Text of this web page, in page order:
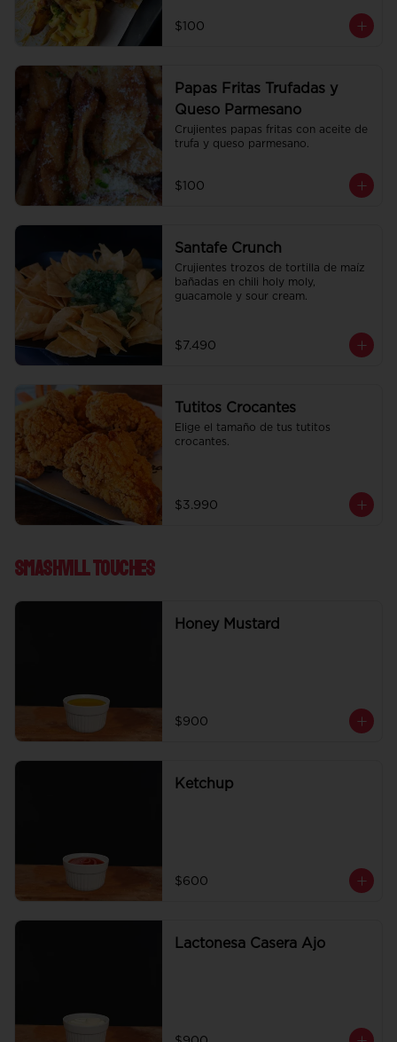
$100
Papas Fritas Trufadas y
Queso Parmesano
Crujientes papas fritas con aceite de
trufa y queso parmesano.
$100
Santafe Crunch
Crujientes trozos de tortilla de maíz
bañadas en chili holy moly,
guacamole y sour cream.
$7.490
Tutitos Crocantes
Elige el tamaño de tus tutitos
crocantes.
$3.990
Smashvill Touches
Honey Mustard
$900
Ketchup
$600
Lactonesa Casera Ajo